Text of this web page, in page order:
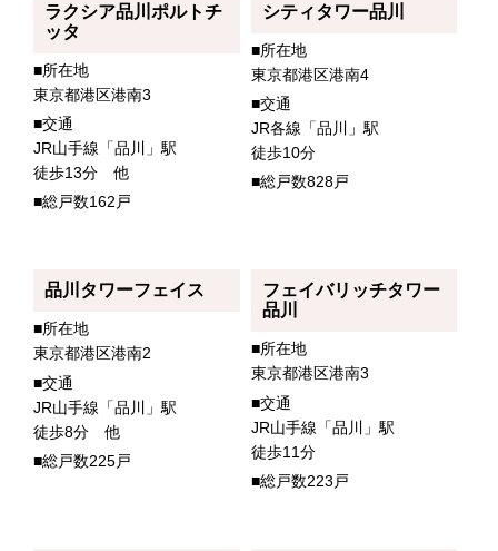
ラクシア品川ポルトチ
ッタ
■所在地
東京都港区港南3
■交通
JR山手線「品川」駅
徒歩13分 他
■総戸数162戸
シティタワー品川
■所在地
東京都港区港南4
■交通
JR各線「品川」駅
徒歩10分
■総戸数828戸
品川タワーフェイス
■所在地
東京都港区港南2
■交通
JR山手線「品川」駅
徒歩8分 他
■総戸数225戸
フェイバリッチタワー
品川
■所在地
東京都港区港南3
■交通
JR山手線「品川」駅
徒歩11分
■総戸数223戸